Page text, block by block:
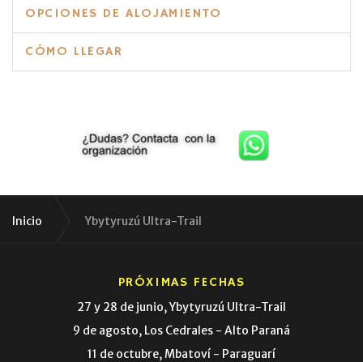
OPCIONES DE ALOJAMIENTO
CÓMO LLEGAR
Inicio Ybytyruzú Ultra-Trail
PRÓXIMAS FECHAS
27 y 28 de junio, Ybytyruzú Ultra-Trail
9 de agosto, Los Cedrales - Alto Paraná
11 de octubre, Mbatoví - Paraguarí